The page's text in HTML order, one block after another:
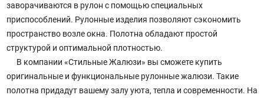
заворачиваются в рулон с помощью специальных
приспособлений. Рулонные изделия позволяют сэкономить
пространство возле окна. Полотна обладают простой
структурой и оптимальной плотностью.
В компании «Стильные Жалюзи» вы сможете купить
оригинальные и функциональные рулонные жалюзи. Такие
полотна придадут вашему залу уюта, тепла и современности. На